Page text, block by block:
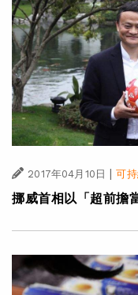
2017年04月10日 | 可
挪威首相以「超前擔